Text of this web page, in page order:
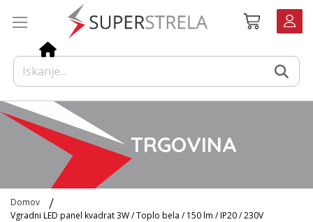
Košarica
TRGOVINA
Domov
Vgradni LED panel kvadrat 3W / Toplo bela / 150 lm / IP20 / 230V